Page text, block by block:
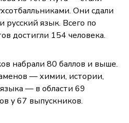
Они сдали
русский язык. Всего по
достигли 154 человека.
набрали 80 баллов и выше.
— химии, истории,
— в области 69
у 67 выпускников.